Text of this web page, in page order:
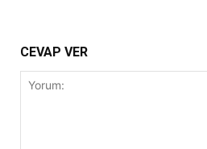
CEVAP VER